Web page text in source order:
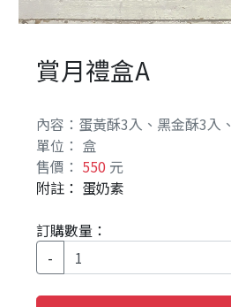
中
禮
賞
列
賞月禮盒A
內容：蛋黃酥3入、黑金酥3入
單位： 盒
售價： 550 元
附註： 蛋奶素
訂購數量：
-